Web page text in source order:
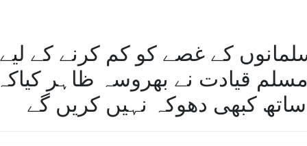
کے غصے کو کم کرنے کے
مسلم قیادت نے بھروسہ ظاہر
کبھی دھوکہ نہیں کریں گے